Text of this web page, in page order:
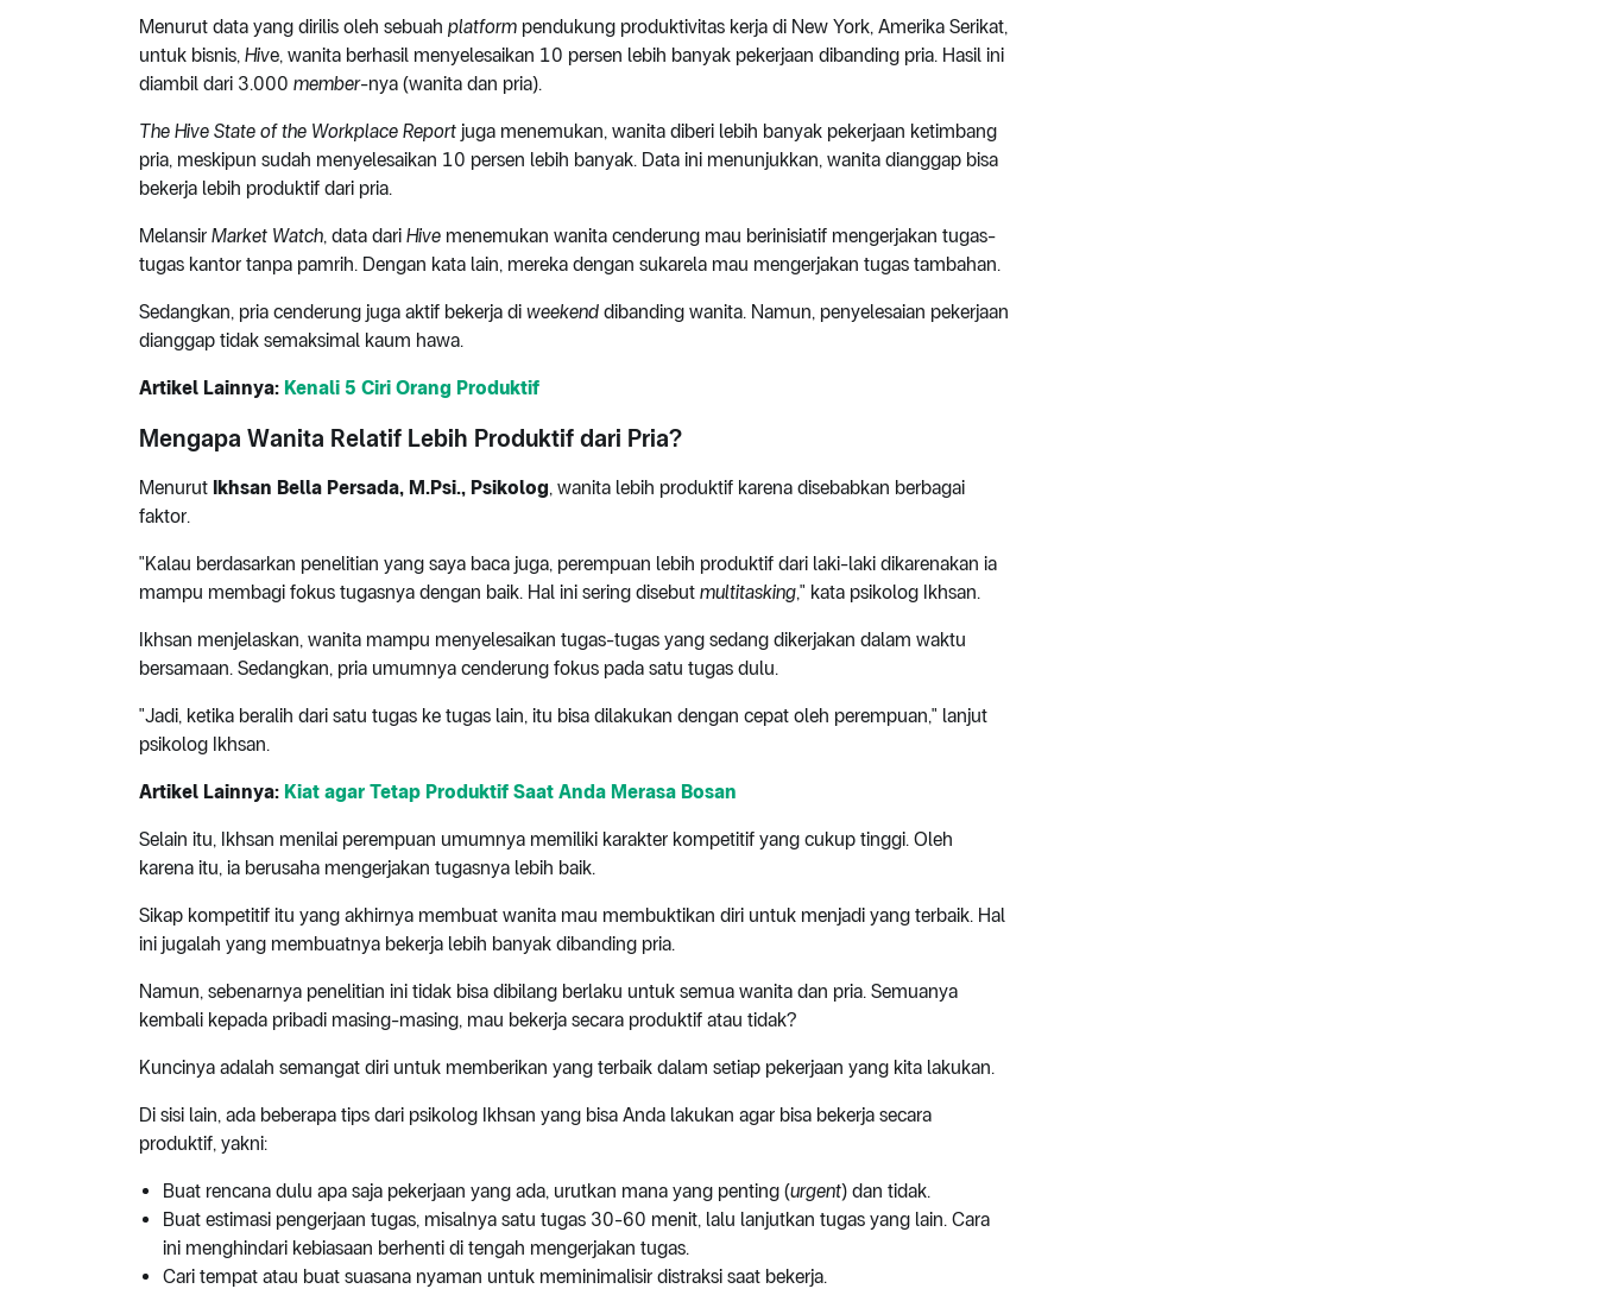
Menurut data yang dirilis oleh sebuah platform pendukung produktivitas kerja di New York, Amerika Serikat,
untuk bisnis, Hive, wanita berhasil menyelesaikan 10 persen lebih banyak pekerjaan dibanding pria. Hasil ini
diambil dari 3.000 member-nya (wanita dan pria).
The Hive State of the Workplace Report juga menemukan, wanita diberi lebih banyak pekerjaan ketimbang
pria, meskipun sudah menyelesaikan 10 persen lebih banyak. Data ini menunjukkan, wanita dianggap bisa
bekerja lebih produktif dari pria.
Melansir Market Watch, data dari Hive menemukan wanita cenderung mau berinisiatif mengerjakan tugas-
tugas kantor tanpa pamrih. Dengan kata lain, mereka dengan sukarela mau mengerjakan tugas tambahan.
Sedangkan, pria cenderung juga aktif bekerja di weekend dibanding wanita. Namun, penyelesaian pekerjaan
dianggap tidak semaksimal kaum hawa.
Artikel Lainnya: Kenali 5 Ciri Orang Produktif
Mengapa Wanita Relatif Lebih Produktif dari Pria?
Menurut Ikhsan Bella Persada, M.Psi., Psikolog, wanita lebih produktif karena disebabkan berbagai
faktor.
"Kalau berdasarkan penelitian yang saya baca juga, perempuan lebih produktif dari laki-laki dikarenakan ia
mampu membagi fokus tugasnya dengan baik. Hal ini sering disebut multitasking," kata psikolog Ikhsan.
Ikhsan menjelaskan, wanita mampu menyelesaikan tugas-tugas yang sedang dikerjakan dalam waktu
bersamaan. Sedangkan, pria umumnya cenderung fokus pada satu tugas dulu.
"Jadi, ketika beralih dari satu tugas ke tugas lain, itu bisa dilakukan dengan cepat oleh perempuan," lanjut
psikolog Ikhsan.
Artikel Lainnya: Kiat agar Tetap Produktif Saat Anda Merasa Bosan
Selain itu, Ikhsan menilai perempuan umumnya memiliki karakter kompetitif yang cukup tinggi. Oleh
karena itu, ia berusaha mengerjakan tugasnya lebih baik.
Sikap kompetitif itu yang akhirnya membuat wanita mau membuktikan diri untuk menjadi yang terbaik. Hal
ini jugalah yang membuatnya bekerja lebih banyak dibanding pria.
Namun, sebenarnya penelitian ini tidak bisa dibilang berlaku untuk semua wanita dan pria. Semuanya
kembali kepada pribadi masing-masing, mau bekerja secara produktif atau tidak?
Kuncinya adalah semangat diri untuk memberikan yang terbaik dalam setiap pekerjaan yang kita lakukan.
Di sisi lain, ada beberapa tips dari psikolog Ikhsan yang bisa Anda lakukan agar bisa bekerja secara
produktif, yakni:
Buat rencana dulu apa saja pekerjaan yang ada, urutkan mana yang penting (urgent) dan tidak.
Buat estimasi pengerjaan tugas, misalnya satu tugas 30-60 menit, lalu lanjutkan tugas yang lain. Cara
ini menghindari kebiasaan berhenti di tengah mengerjakan tugas.
Cari tempat atau buat suasana nyaman untuk meminimalisir distraksi saat bekerja.